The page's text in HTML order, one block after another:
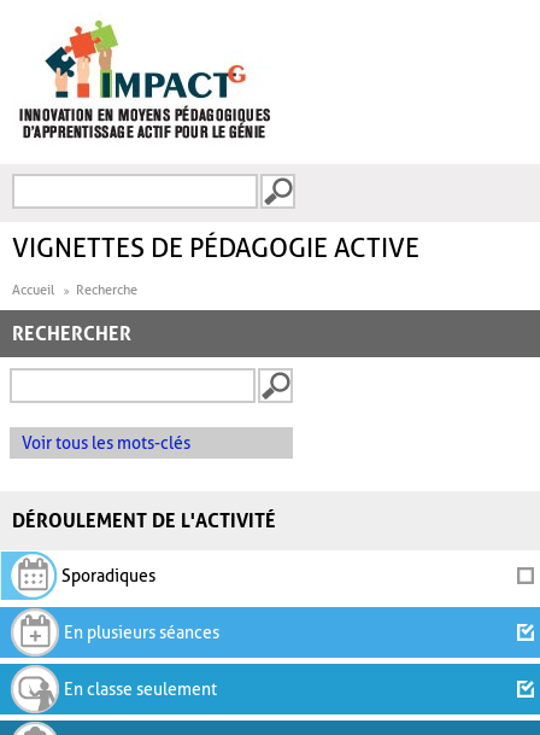
FORMULAIRE DE
VIGNETTES DE PÉDAGOGIE ACTIVE
Accueil Recherche
RECHERCHER
Voir tous les mots-clés
DÉROULEMENT DE L'ACTIVITÉ
Sporadiques
En plusieurs séances
En classe seulement